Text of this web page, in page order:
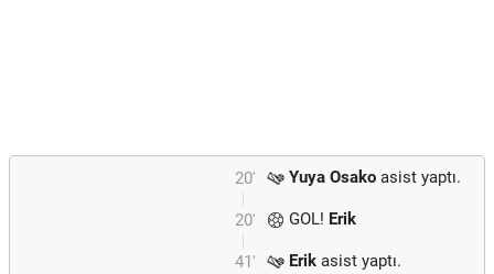
20' Yuya Osako asist yaptı.
20' GOL! Erik
41' Erik asist yaptı.